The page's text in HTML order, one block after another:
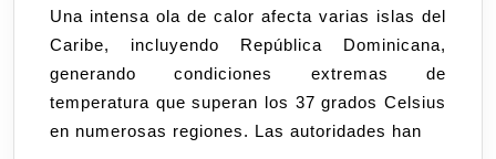
Una intensa ola de calor afecta varias islas del
Caribe, incluyendo República Dominicana,
generando condiciones extremas de
temperatura que superan los 37 grados Celsius
en numerosas regiones. Las autoridades han